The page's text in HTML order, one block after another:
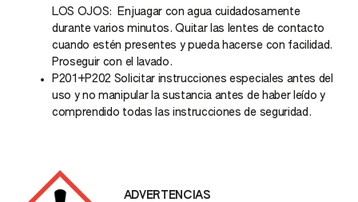
LOS OJOS: Enjuagar con agua cuidadosamente
durante varios minutos. Quitar las lentes de contacto
cuando estén presentes y pueda hacerse con facilidad.
Proseguir con el lavado.
P201+P202 Solicitar instrucciones especiales antes del
uso y no manipular la sustancia antes de haber leído y
comprendido todas las instrucciones de seguridad.
ADVERTENCIAS